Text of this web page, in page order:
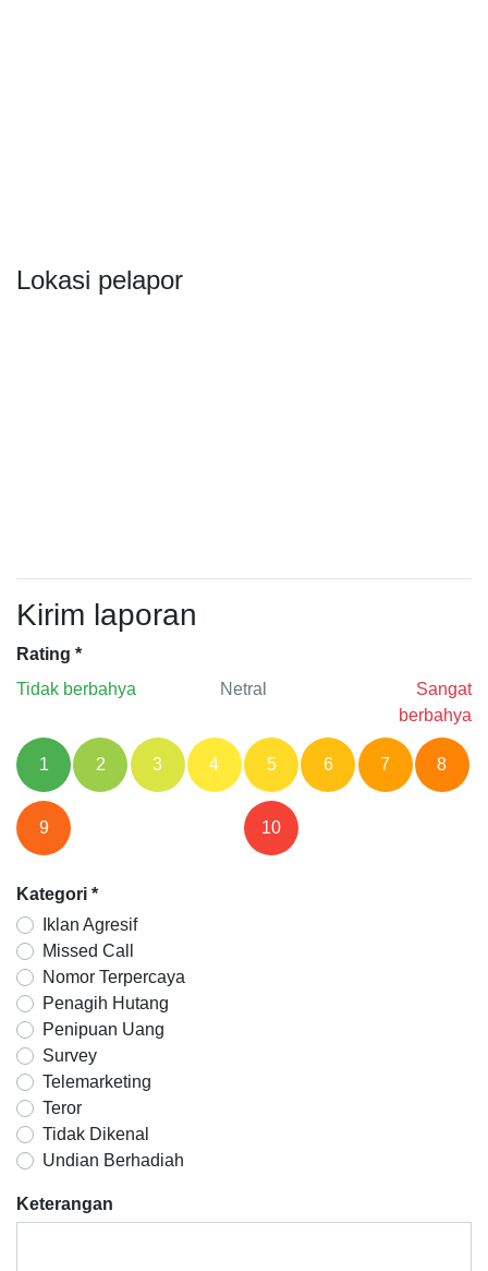
Lokasi pelapor
Kirim laporan
Rating *
Tidak berbahya
Netral
Sangat
berbahya
1 2 3 4 5 6 7 8
9 10
Kategori *
Iklan Agresif
Missed Call
Nomor Terpercaya
Penagih Hutang
Penipuan Uang
Survey
Telemarketing
Teror
Tidak Dikenal
Undian Berhadiah
Keterangan